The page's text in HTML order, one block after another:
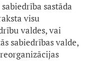
sastāda
visu
valdes, vai
sabiedrības valde,